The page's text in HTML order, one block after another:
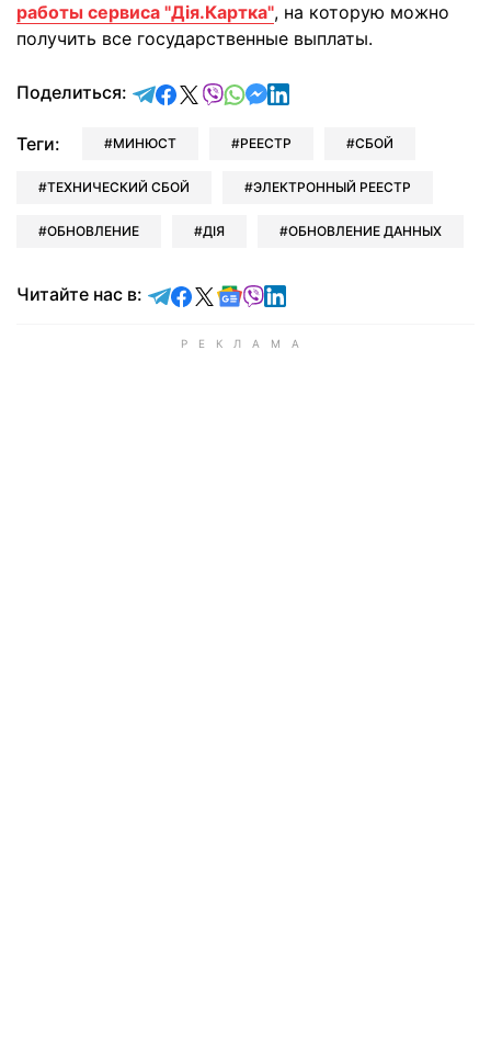
работы сервиса "Дія.Картка", на которую можно
получить все государственные выплаты.
Поделиться: отправить в Telegram
поделиться в Facebook
поделиться в X
отправить в Viber
отправить в Whatsapp
отправить в Messenger
отправить в LinkedIn
Теги: МИНЮСТ РЕЕСТР СБОЙ
ТЕХНИЧЕСКИЙ СБОЙ ЭЛЕКТРОННЫЙ РЕЕСТР
ОБНОВЛЕНИЕ ДІЯ ОБНОВЛЕНИЕ ДАННЫХ
Читайте нас в: Читайте в Telegram
Читайте в Facebook
Читайте в X
Читайте в Google news
Читайте в Viber
Читайте в LinkedIn